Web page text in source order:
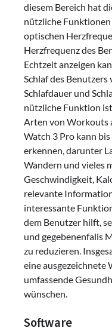
diesem Bereich hat
nützliche Funktionen
optischen
Herzfrequenz des
Echtzeit anzeigen
Schlaf des Benutzers
Schlafdauer und
nützliche Funktion
Arten von Workouts
Watch 3 Pro kann
erkennen, darunter
Wandern und vieles
Geschwindigkeit,
relevante
interessante
dem Benutzer hilft,
und gegebenenfalls
zu reduzieren.
eine ausgezeichnete
umfassende
wünschen.
Software